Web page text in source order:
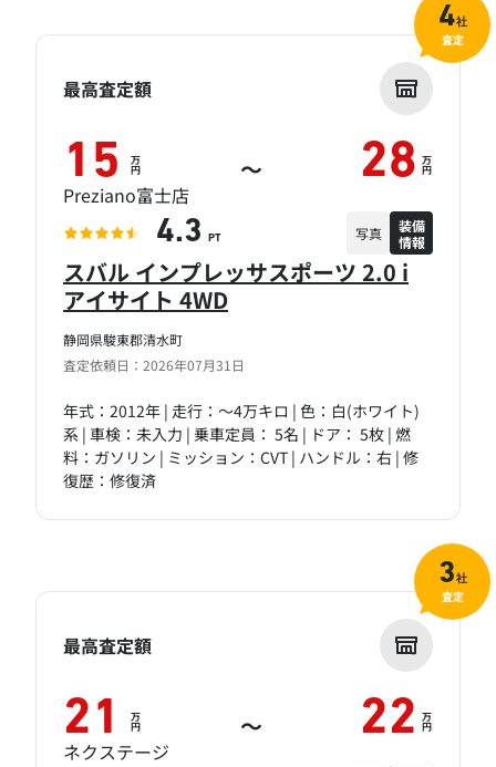
静岡県駿東郡清水町
査定依頼日：2026年07月31日
スバル インプレッサスポーツ 2.0 i
アイサイト 4WD
年式：2012年 | 走行：～4万キロ | 色：白(ホワイト)
系 | 車検：未入力 | 乗車定員： 5名 | ドア： 5枚 | 燃
料：ガソリン | ミッション：CVT | ハンドル：右 | 修
復歴：修復済
最高査定額
15 万
円 ～ 28 万
円
Preziano富士店
4.3 PT 写真
装備
情報
4社
査定
最高査定額
21 万
円 ～ 22 万
円
ネクステージ
3社
査定